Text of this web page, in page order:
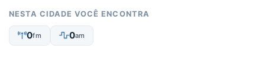
NESTA CIDADE VOCÊ ENCONTRA
0fm 0am